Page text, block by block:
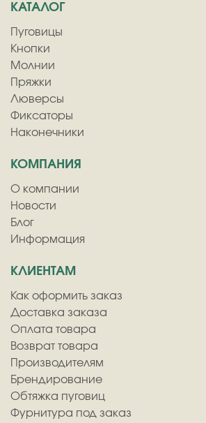
КАТАЛОГ
Пуговицы
Кнопки
Молнии
Пряжки
Люверсы
Фиксаторы
Наконечники
КОМПАНИЯ
О компании
Новости
Блог
Информация
КЛИЕНТАМ
Как оформить заказ
Доставка заказа
Оплата товара
Возврат товара
Производителям
Брендирование
Обтяжка пуговиц
Фурнитура под заказ